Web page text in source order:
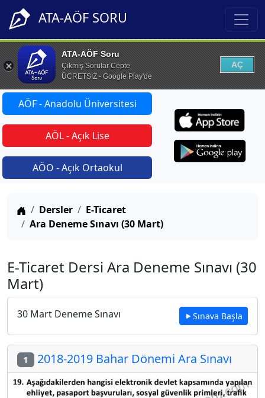
ATA-AÖF SORU
ATA-AÖF Soru
Çıkmış Sorular Cepte
ÜCRETSİZ - Google Play'de
AÇ
AÖF - Anadolu Üniversitesi
AÖL - Açık Lise
AÖO - Açık Ortaokul
Anasayfa
Dersler
E-Ticaret
Ara Deneme Sınavı (30 Mart)
E-Ticaret Dersi Ara Deneme Sınavı (30
Mart)
30 Mart Deneme Sınavı Sınava Başla
1 2018-2019 Bahar Dönemi Ara Sınavı